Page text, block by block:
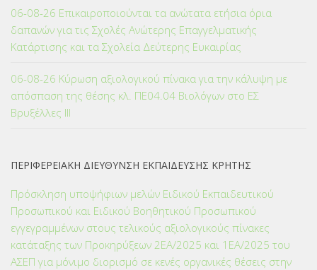
06-08-26 Επικαιροποιούνται τα ανώτατα ετήσια όρια
δαπανών για τις Σχολές Ανώτερης Επαγγελματικής
Κατάρτισης και τα Σχολεία Δεύτερης Ευκαιρίας
06-08-26 Κύρωση αξιολογικού πίνακα για την κάλυψη με
απόσπαση της θέσης κλ. ΠΕ04.04 Βιολόγων στο ΕΣ
Βρυξέλλες ΙΙΙ
ΠΕΡΙΦΕΡΕΙΑΚΗ ΔΙΕΥΘΥΝΣΗ ΕΚΠΑΙΔΕΥΣΗΣ ΚΡΗΤΗΣ
Πρόσκληση υποψήφιων μελών Ειδικού Εκπαιδευτικού
Προσωπικού και Ειδικού Βοηθητικού Προσωπικού
εγγεγραμμένων στους τελικούς αξιολογικούς πίνακες
κατάταξης των Προκηρύξεων 2ΕΑ/2025 και 1ΕΑ/2025 του
ΑΣΕΠ για μόνιμο διορισμό σε κενές οργανικές θέσεις στην